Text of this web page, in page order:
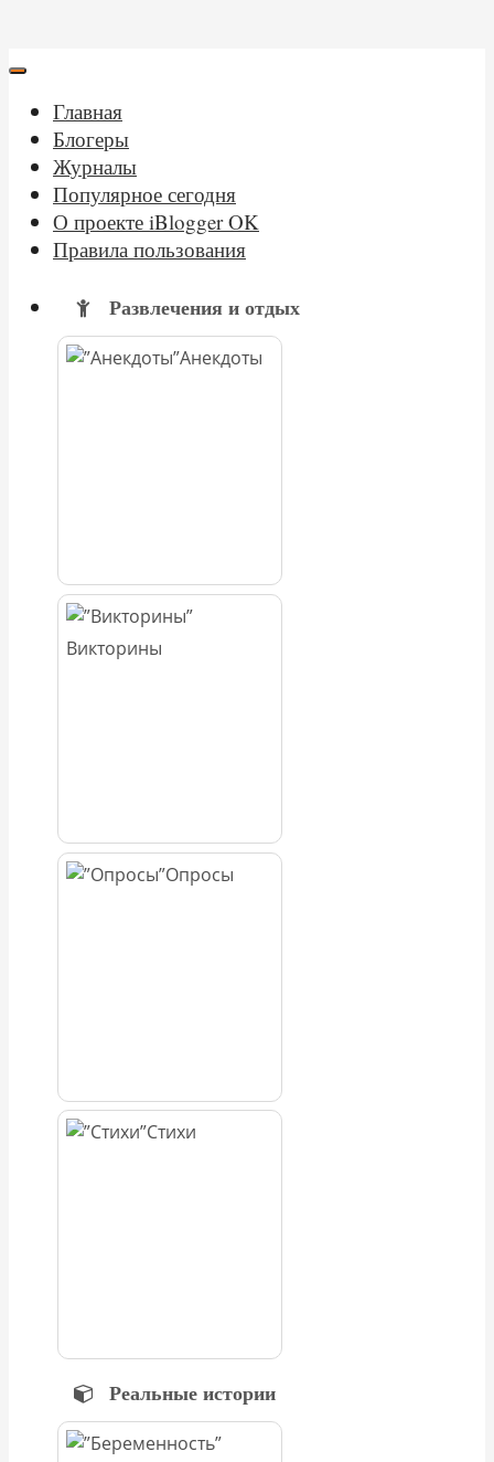
Главная
Блогеры
Журналы
Популярное сегодня
О проекте iBlogger OK
Правила пользования
Развлечения и отдых
Анекдоты
Викторины
Опросы
Стихи
Реальные истории